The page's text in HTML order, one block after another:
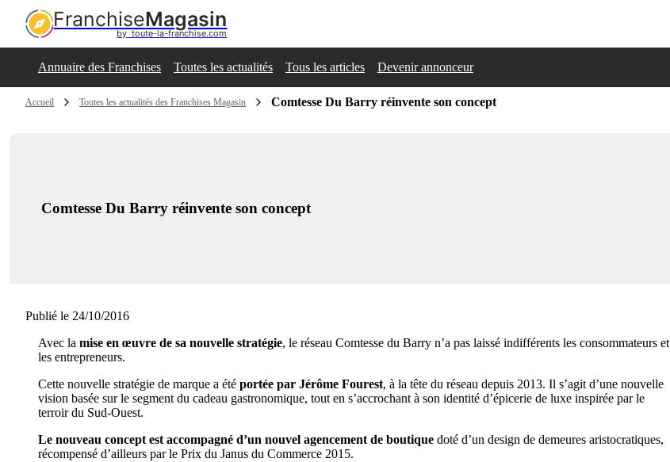
FranchiseMagasin
by  toute-la-franchise.com
Annuaire des Franchises Toutes les actualités Tous les articles Devenir annonceur
Accueil Toutes les actualités des Franchises Magasin Comtesse Du Barry réinvente son concept
Comtesse Du Barry réinvente son concept
Publié le 24/10/2016
Avec la mise en œuvre de sa nouvelle stratégie, le réseau Comtesse du Barry n’a pas laissé indifférents les consommateurs et
les entrepreneurs.
Cette nouvelle stratégie de marque a été portée par Jérôme Fourest, à la tête du réseau depuis 2013. Il s’agit d’une nouvelle
vision basée sur le segment du cadeau gastronomique, tout en s’accrochant à son identité d’épicerie de luxe inspirée par le
terroir du Sud-Ouest.
Le nouveau concept est accompagné d’un nouvel agencement de boutique doté d’un design de demeures aristocratiques,
récompensé d’ailleurs par le Prix du Janus du Commerce 2015.